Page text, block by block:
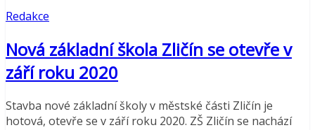
Redakce
Nová základní škola Zličín se otevře v
září roku 2020
Stavba nové základní školy v městské části Zličín je
hotová, otevře se v září roku 2020. ZŠ Zličín se nachází